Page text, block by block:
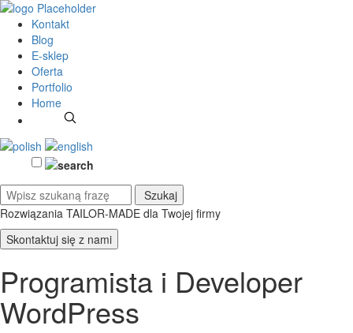
Kontakt
Blog
E-sklep
Oferta
Portfolio
Home
Rozwiązania TAILOR-MADE dla Twojej firmy
Skontaktuj się z nami
Programista i Developer
WordPress